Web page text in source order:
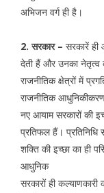
अभिजन वर्ग ही है।
2. सरकार – सरकारें ही
देती हैं और उनका नेतृत्व
राजनीतिक क्षेत्रों में
राजनीतिक
नए आयाम सरकारों की
प्रतिफल हैं। प्रतिनिधि
शक्ति की इच्छा का ही
आधुनिक
सरकारों ही